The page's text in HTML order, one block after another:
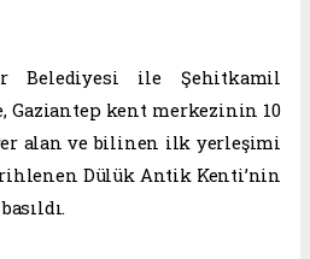
Belediyesi ile Şehitkamil
Gaziantep kent merkezinin 10
alan ve bilinen ilk yerleşimi
Dülük Antik Kenti’nin